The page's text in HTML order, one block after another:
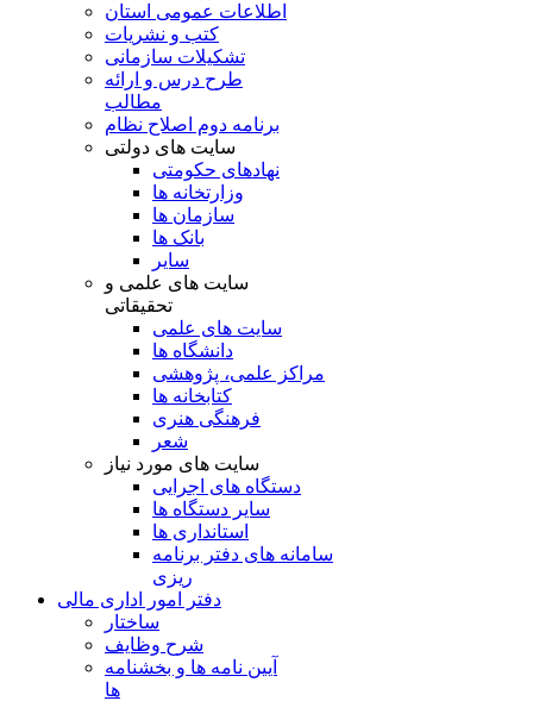
اطلاعات عمومی استان
کتب و نشریات
تشکیلات سازمانی
طرح درس و ارائه
مطالب
برنامه دوم اصلاح نظام
سایت های دولتی
نهادهای حکومتی
وزارتخانه ها
سازمان ها
بانک ها
سایر
سایت های علمی و
تحقیقاتی
سایت های علمی
دانشگاه ها
مراکز علمی، پژوهشی
کتابخانه ها
فرهنگی هنری
شعر
سایت های مورد نیاز
دستگاه های اجرایی
سایر دستگاه ها
استانداری ها
سامانه های دفتر برنامه
ریزی
دفتر امور اداری مالی
ساختار
شرح وظایف
آیین نامه ها و بخشنامه
ها